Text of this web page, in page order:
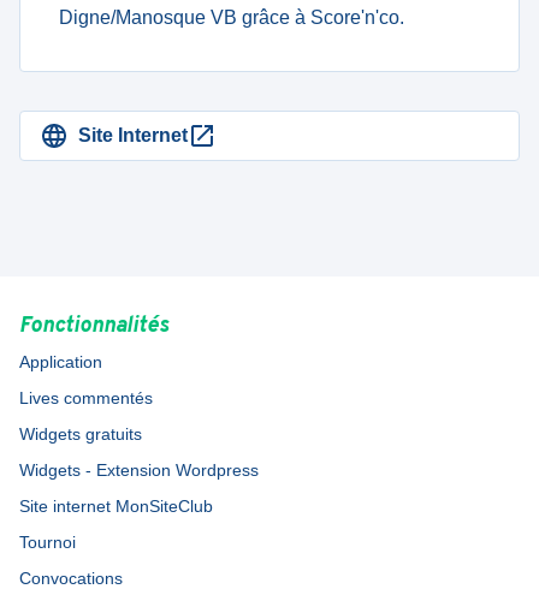
Digne/Manosque VB grâce à Score'n'co.
Site Internet
Fonctionnalités
Application
Lives commentés
Widgets gratuits
Widgets - Extension Wordpress
Site internet MonSiteClub
Tournoi
Convocations